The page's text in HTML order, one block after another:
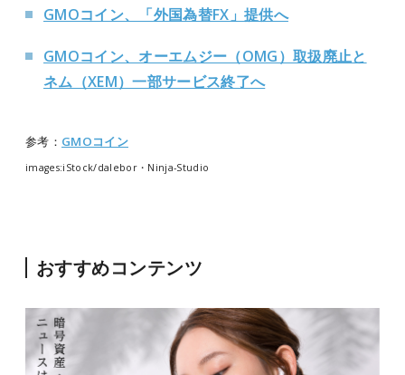
GMOコイン、「外国為替FX」提供へ
GMOコイン、オーエムジー（OMG）取扱廃止と
ネム（XEM）一部サービス終了へ
参考： GMOコイン
images:iStock/dalebor・Ninja-Studio
おすすめコンテンツ